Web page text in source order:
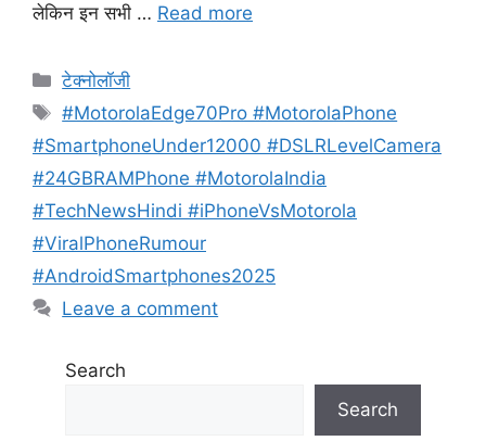
लेकिन इन सभी … Read more
Categories
टेक्नोलॉजी
Tags
#MotorolaEdge70Pro #MotorolaPhone
#SmartphoneUnder12000 #DSLRLevelCamera
#24GBRAMPhone #MotorolaIndia
#TechNewsHindi #iPhoneVsMotorola
#ViralPhoneRumour
#AndroidSmartphones2025
Leave a comment
Search
Search